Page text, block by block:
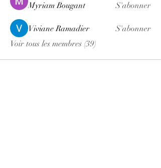
Myriam Bougant S'abonner
Viviane Ramadier
S'abonner
Voir tous les membres (39)